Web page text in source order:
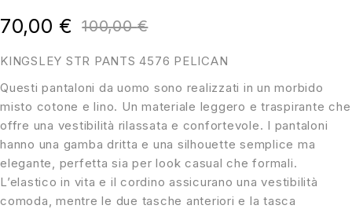
KINGSLEY STR PANTS 4576 PELICAN
Questi pantaloni da uomo sono realizzati in un morbido
misto cotone e lino. Un materiale leggero e traspirante che
offre una vestibilità rilassata e confortevole. I pantaloni
hanno una gamba dritta e una silhouette semplice ma
elegante, perfetta sia per look casual che formali.
L’elastico in vita e il cordino assicurano una vestibilità
comoda, mentre le due tasche anteriori e la tasca
100,00€
70,00 €